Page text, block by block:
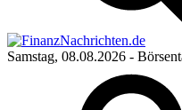
Samstag, 08.08.2026 -